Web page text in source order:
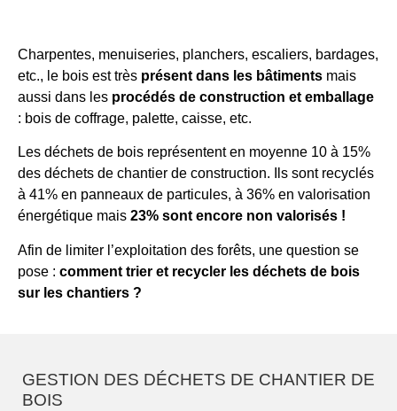
Charpentes, menuiseries, planchers, escaliers, bardages,
etc., le bois est très présent dans les bâtiments mais
aussi dans les procédés de construction et emballage
: bois de coffrage, palette, caisse, etc.
Les déchets de bois représentent en moyenne 10 à 15%
des déchets de chantier de construction. Ils sont recyclés
à 41% en panneaux de particules, à 36% en valorisation
énergétique mais 23% sont encore non valorisés !
Afin de limiter l’exploitation des forêts, une question se
pose : comment trier et recycler les déchets de bois
sur les chantiers ?
GESTION DES DÉCHETS DE CHANTIER DE
BOIS